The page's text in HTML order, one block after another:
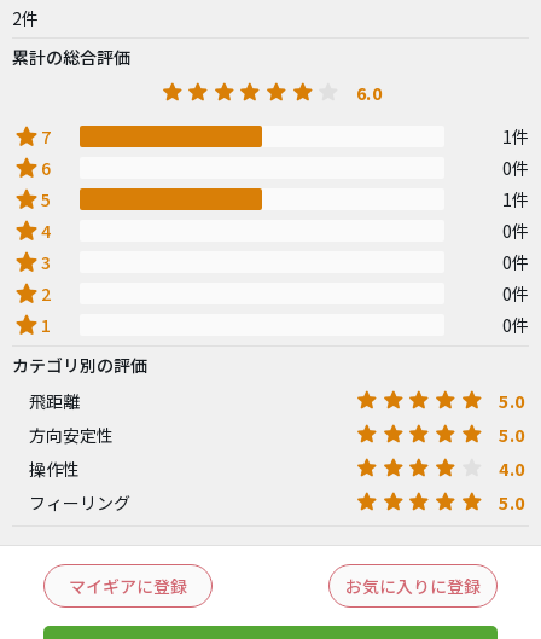
2件
累計の総合評価
6.0
star 7 1件
star 6 0件
star5 1件
star4 0件
star3 0件
star 2 0件
star 1
0件
カテゴリ別の評価
飛距離
5.0
方向安定性 5.0
操作性 4.0
フィーリング 5.0
マイギアに登録 お気に入りに登録